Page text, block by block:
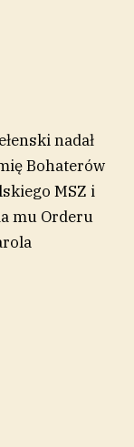
nadał
Bohaterów
MSZ i
mu Orderu